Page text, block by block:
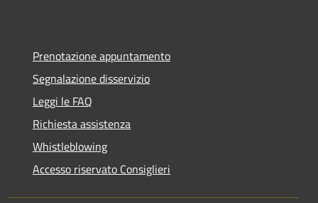
Prenotazione appuntamento
Segnalazione disservizio
Leggi le FAQ
Richiesta assistenza
Whistleblowing
Accesso riservato Consiglieri